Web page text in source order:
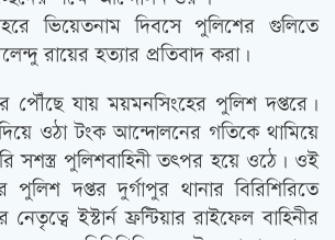
ভিয়েতনাম দিবসে পুলিশের গুলিতে
রায়ের হত্যার প্রতিবাদ করা।
পৌঁছে যায় ময়মনসিংহের পুলিশ দপ্তরে।
ওঠা টংক আন্দোলনের গতিকে থামিয়ে
সশস্ত্র পুলিশবাহিনী তৎপর হয়ে ওঠে। ওই
পুলিশ দপ্তর দুর্গাপুর থানার বিরিশিরিতে
নেতৃত্বে ইস্টার্ন ফ্রন্টিয়ার রাইফেল বাহিনীর